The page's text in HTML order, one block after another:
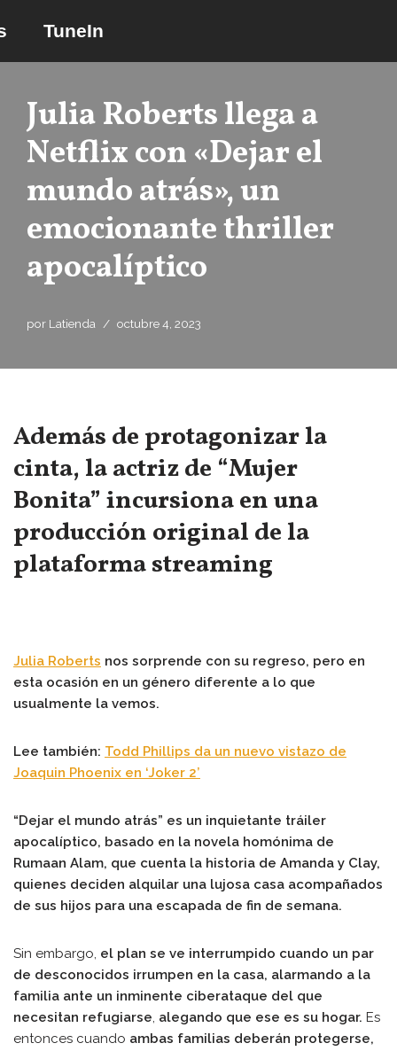
TuneIn
Julia Roberts llega a
Netflix con «Dejar el
mundo atrás», un
emocionante thriller
apocalíptico
por Latienda octubre 4, 2023
Además de protagonizar la
cinta, la actriz de “Mujer
Bonita” incursiona en una
producción original de la
plataforma streaming
Julia Roberts nos sorprende con su regreso, pero en
esta ocasión en un género diferente a lo que
usualmente la vemos.
Lee también: Todd Phillips da un nuevo vistazo de
Joaquin Phoenix en ‘Joker 2’
“Dejar el mundo atrás” es un inquietante tráiler
apocalíptico, basado en la novela homónima de
Rumaan Alam, que cuenta la historia de Amanda y Clay,
quienes deciden alquilar una lujosa casa acompañados
de sus hijos para una escapada de fin de semana.
Sin embargo, el plan se ve interrumpido cuando un par
de desconocidos irrumpen en la casa, alarmando a la
familia ante un inminente ciberataque del que
necesitan refugiarse, alegando que ese es su hogar. Es
entonces cuando ambas familias deberán protegerse,